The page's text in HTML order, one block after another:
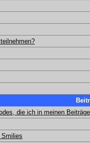
die ich in meinen
Smilies